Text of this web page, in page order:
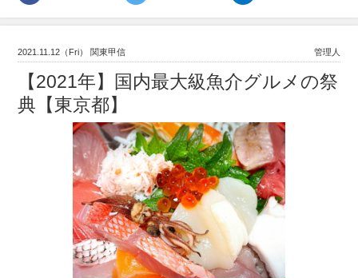
2021.11.12（Fri） 関東甲信 管理人
【2021年】国内最大級魚介グルメの祭
典【東京都】